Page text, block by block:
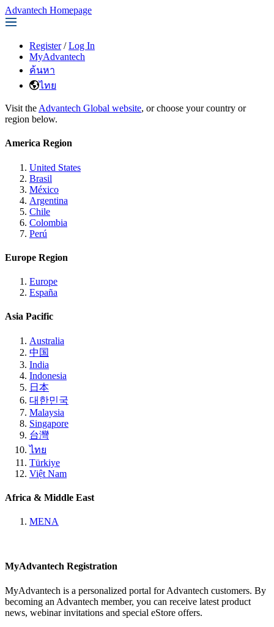
Advantech Homepage
Register / Log In
MyAdvantech
ค้นหา
ไทย
Visit the Advantech Global website, or choose your country or
region below.
America Region
United States
Brasil
México
Argentina
Chile
Colombia
Perú
Europe Region
Europe
España
Asia Pacific
Australia
中国
India
Indonesia
日本
대한민국
Malaysia
Singapore
台灣
ไทย
Türkiye
Việt Nam
Africa & Middle East
MENA
MyAdvantech Registration
MyAdvantech is a personalized portal for Advantech customers. By
becoming an Advantech member, you can receive latest product
news, webinar invitations and special eStore offers.